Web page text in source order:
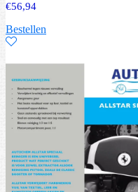
€56,94
Bestellen